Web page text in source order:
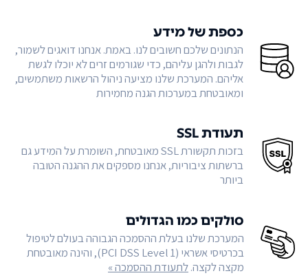
כספת של מידע
הנתונים שלכם חשובים לנו. באמת. אנחנו דואגים לשמור,
לגבות ולהגן עליהם, כדי שגורמים זרים לא יוכלו לגשת
אליהם. המערכת שלנו מציעה ניהול הרשאות משתמשים,
ומאובטחת במערכות הגנה מחמירות
תעודת SSL
בזכות תקשורת SSL מאובטחת, השומרת על המידע גם
ברשתות ציבוריות, אנחנו מספקים את ההגנה הטובה
ביותר
סולקים כמו הגדולים
המערכת שלנו בעלת ההסמכה הגבוהה בעולם לטיפול
בכרטיסי אשראי (PCI DSS Level 1), והינה מאובטחת
מקצה לקצה.לתעודת ההסמכה »